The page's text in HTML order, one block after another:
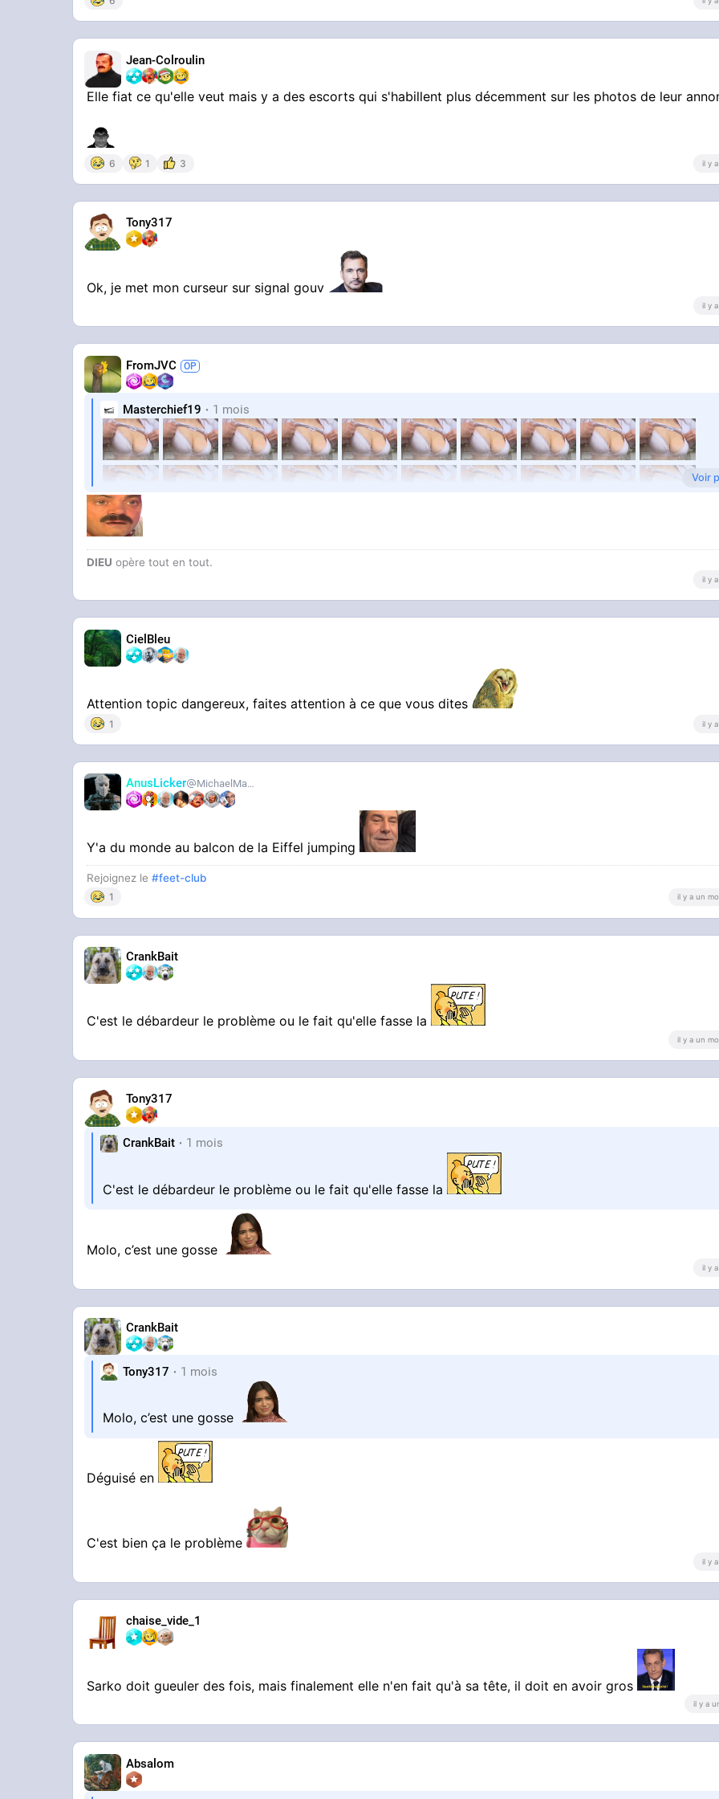
Jean-Colroulin
Elle fiat ce qu'elle veut mais y a des escorts qui s'habillent plus décemment sur les photos de leur
6 1 3 il y
Tony317
Ok, je met mon curseur sur signal gouv
il y
FromJVC
Masterchief19 1 mois
Voir
DIEU opère tout en tout.
il y
CielBleu
Attention topic dangereux, faites attention à ce que vous dites
1 il y
AnusLicker MichaelMann
Y'a du monde au balcon de la Eiffel jumping
Rejoignez le#feet-club
1 il y a un
CrankBait
C'est le débardeur le problème ou le fait qu'elle fasse la
il y a un
Tony317
CrankBait 1 mois
C'est le débardeur le problème ou le fait qu'elle fasse la
Molo, c’est une gosse
il y
CrankBait
Tony317 1 mois
Molo, c’est une gosse
Déguisé en
C'est bien ça le problème
il y
chaise_vide_1
Sarko doit gueuler des fois, mais finalement elle n'en fait qu'à sa tête, il doit en avoir gros
il y a
Absalom